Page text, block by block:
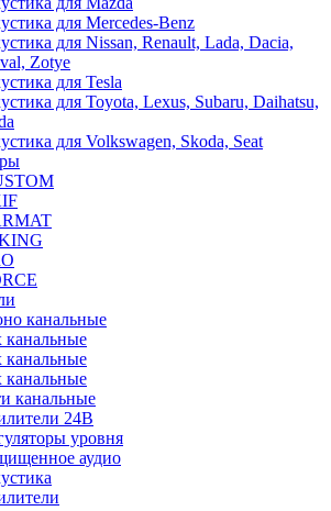
для Mercedes-Benz
для Nissan, Renault, Lada, Dacia,
Zotye
для Tesla
для Toyota, Lexus, Subaru, Daihatsu,
для Volkswagen, Skoda, Seat
канальные
канальные
канальные
канальные
канальные
24В
уровня
аудио